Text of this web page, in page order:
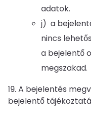
adatok.
j) a
nincs
a bejelentő
megszakad.
19. A bejelentés
bejelentő